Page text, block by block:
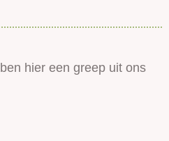
hier een greep uit ons